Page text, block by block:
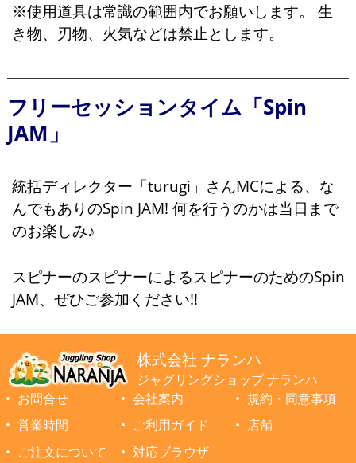
※使用道具は常識の範囲内でお願いします。 生
き物、刃物、火気などは禁止とします。
フリーセッションタイム「Spin
JAM」
統括ディレクター「turugi」さんMCによる、な
んでもありのSpin JAM! 何を行うのかは当日まで
のお楽しみ♪
スピナーのスピナーによるスピナーのためのSpin
JAM、ぜひご参加ください!!
株式会社 ナランハ
ジャグリングショップ ナランハ
お問合せ
会社案内
規約・同意事項
営業時間
ご利用ガイド
店舗
ご注文について
対応ブラウザ